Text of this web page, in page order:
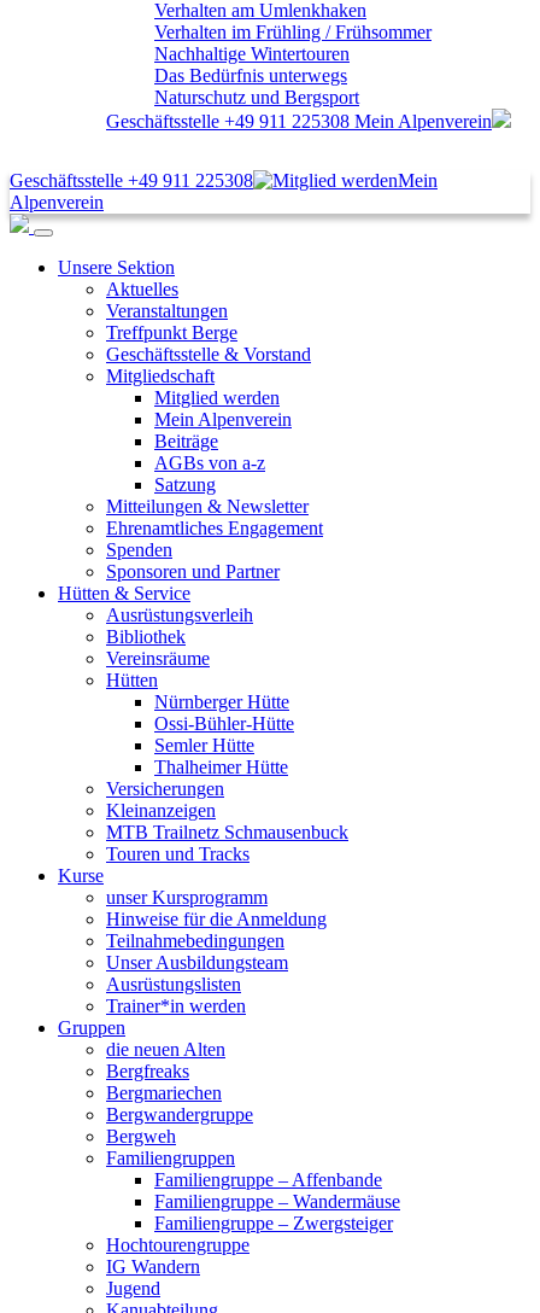
Verhalten am Umlenkhaken
Verhalten im Frühling / Frühsommer
Nachhaltige Wintertouren
Das Bedürfnis unterwegs
Naturschutz und Bergsport
Geschäftsstelle +49 911 225308 Mein Alpenverein
Geschäftsstelle +49 911 225308
Mein
Alpenverein
Unsere Sektion
Aktuelles
Veranstaltungen
Treffpunkt Berge
Geschäftsstelle & Vorstand
Mitgliedschaft
Mitglied werden
Mein Alpenverein
Beiträge
AGBs von a-z
Satzung
Mitteilungen & Newsletter
Ehrenamtliches Engagement
Spenden
Sponsoren und Partner
Hütten & Service
Ausrüstungsverleih
Bibliothek
Vereinsräume
Hütten
Nürnberger Hütte
Ossi-Bühler-Hütte
Semler Hütte
Thalheimer Hütte
Versicherungen
Kleinanzeigen
MTB Trailnetz Schmausenbuck
Touren und Tracks
Kurse
unser Kursprogramm
Hinweise für die Anmeldung
Teilnahmebedingungen
Unser Ausbildungsteam
Ausrüstungslisten
Trainer*in werden
Gruppen
die neuen Alten
Bergfreaks
Bergmariechen
Bergwandergruppe
Bergweh
Familiengruppen
Familiengruppe – Affenbande
Familiengruppe – Wandermäuse
Familiengruppe – Zwergsteiger
Hochtourengruppe
IG Wandern
Jugend